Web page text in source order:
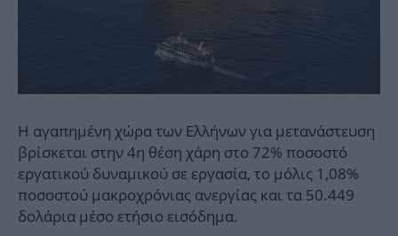
Η αγαπημένη χώρα των Ελλήνων για μετανάστευση
βρίσκεται στην 4η θέση χάρη στο 72% ποσοστό
εργατικού δυναμικού σε εργασία, το μόλις 1,08%
ποσοστού μακροχρόνιας ανεργίας και τα 50.449
δολάρια μέσο ετήσιο εισόδημα.